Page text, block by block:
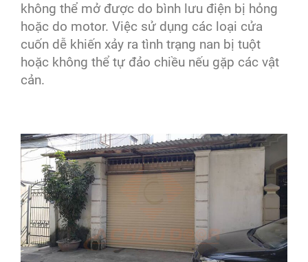
không thể mở được do bình lưu điện bị hỏng
hoặc do motor. Việc sử dụng các loại cửa
cuốn dễ khiến xảy ra tình trạng nan bị tuột
hoặc không thể tự đảo chiều nếu gặp các vật
cản.